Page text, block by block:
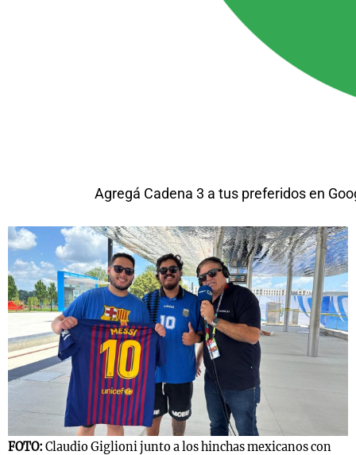
Agregá Cadena 3 a tus preferidos en
FOTO: Claudio Giglioni junto a los hinchas mexicanos con